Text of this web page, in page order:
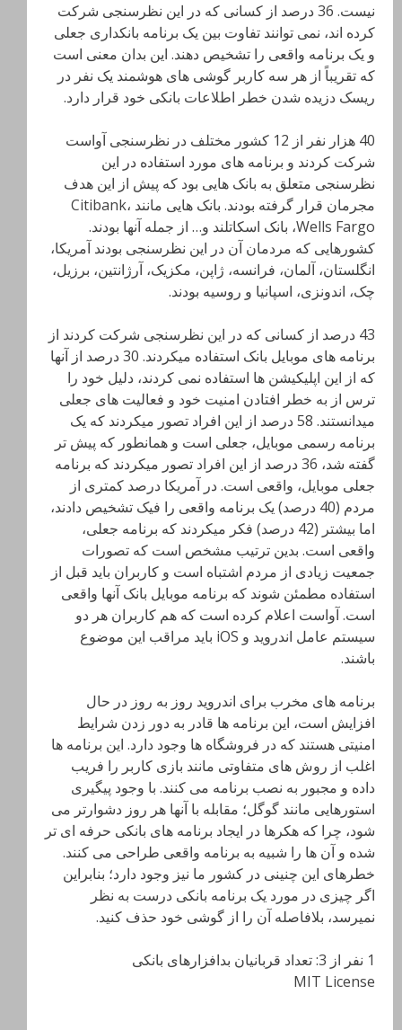
نیست. 36 درصد از کسانی که در این نظرسنجی شرکت
کرده اند، نمی توانند تفاوت بین یک برنامه بانکداری جعلی
و یک برنامه واقعی را تشخیص دهند. این بدان معنی است
که تقریباً از هر سه کاربر گوشی های هوشمند یک نفر در
ریسک دزیده شدن خطر اطلاعات بانکی خود قرار دارد.
40 هزار نفر از 12 کشور مختلف در نظرسنجی آواست
شرکت کردند و برنامه های مورد استفاده در این
نظرسنجی متعلق به بانک هایی بود که پیش از این هدف
مجرمان قرار گرفته بودند. بانک هایی مانند Citibank،
Wells Fargo، بانک اسکاتلند و… از جمله آنها بودند.
کشورهایی که مردمان آن در این نظرسنجی بودند آمریکا،
انگلستان، آلمان، فرانسه، ژاپن، مکزیک، آرژانتین، برزیل،
چک، اندونزی، اسپانیا و روسیه بودند.
43 درصد از کسانی که در این نظرسنجی شرکت کردند از
برنامه های موبایل بانک استفاده میکردند. 30 درصد از آنها
که از این اپلیکیشن ها استفاده نمی کردند، دلیل خود را
ترس از به خطر افتادن امنیت خود و فعالیت های جعلی
میدانستند. 58 درصد از این افراد تصور میکردند که یک
برنامه رسمی موبایل، جعلی است و همانطور که پیش تر
گفته شد، 36 درصد از این افراد تصور میکردند که برنامه
جعلی موبایل، واقعی است. در آمریکا درصد کمتری از
مردم (40 درصد) یک برنامه واقعی را فیک تشخیص دادند،
اما بیشتر (42 درصد) فکر میکردند که برنامه جعلی،
واقعی است. بدین ترتیب مشخص است که تصورات
جمعیت زیادی از مردم اشتباه است و کاربران باید قبل از
استفاده مطمئن شوند که برنامه موبایل بانک آنها واقعی
است. آواست اعلام کرده است که هم کاربران هر دو
سیستم عامل اندروید و iOS باید مراقب این موضوع
باشند.
برنامه های مخرب برای اندروید روز به روز در حال
افزایش است، این برنامه ها قادر به دور زدن شرایط
امنیتی هستند که در فروشگاه ها وجود دارد. این برنامه ها
اغلب از روش های متفاوتی مانند بازی کاربر را فریب
داده و مجبور به نصب برنامه می کنند. با وجود پیگیری
استورهایی مانند گوگل؛ مقابله با آنها هر روز دشوارتر می
شود، چرا که هکرها در ایجاد برنامه های بانکی حرفه ای تر
شده و آن ها را شبیه به برنامه واقعی طراحی می کنند.
خطرهای این چنینی در کشور ما نیز وجود دارد؛ بنابراین
اگر چیزی در مورد یک برنامه بانکی درست به نظر
نمیرسد، بلافاصله آن را از گوشی خود حذف کنید.
1 نفر از 3: تعداد قربانیان بدافزارهای بانکی
MIT License